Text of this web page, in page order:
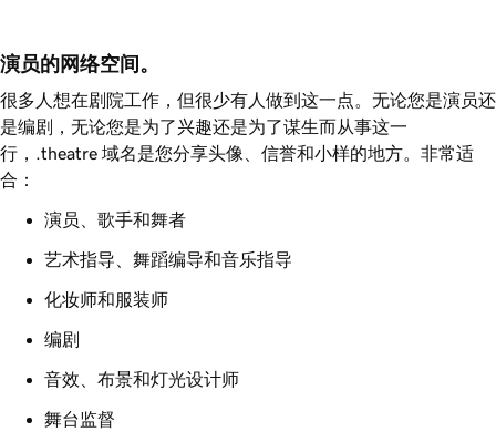
演员的网络空间。
很多人想在剧院工作，但很少有人做到这一点。无论您是演员还
是编剧，无论您是为了兴趣还是为了谋生而从事这一
行，.theatre 域名是您分享头像、信誉和小样的地方。非常适
合：
演员、歌手和舞者
艺术指导、舞蹈编导和音乐指导
化妆师和服装师
编剧
音效、布景和灯光设计师
舞台监督